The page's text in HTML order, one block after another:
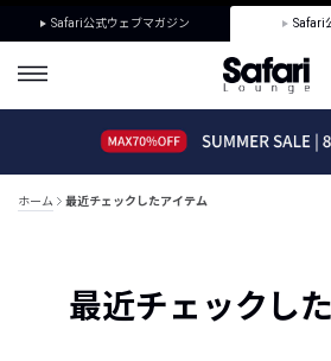
Safari公式ウェブマガジン Safari
ホーム 最近チェックしたアイテム
最近チェックし